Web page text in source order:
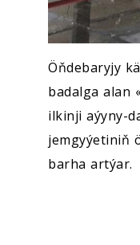
Öňdebaryjy
badalga alan
ilkinji aýyny-
jemgyýetiniň
barha artýar.